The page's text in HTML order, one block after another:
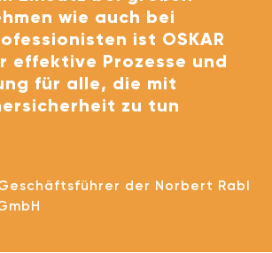
wie auch bei
ist OSKAR
effektive Prozesse und
für alle, die mit
zu tun
der Norbert Rabl